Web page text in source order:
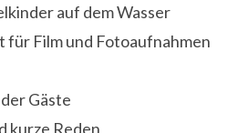
auf dem Wasser
für Film und Fotoaufnahmen
Gäste
kurze Reden